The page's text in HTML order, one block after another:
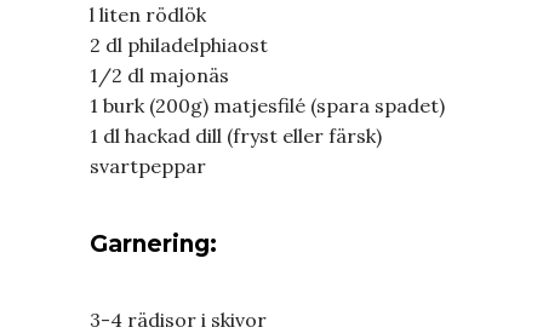
l liten rödlök
2 dl philadelphiaost
1/2 dl majonäs
1 burk (200g) matjesfilé (spara spadet)
1 dl hackad dill (fryst eller färsk)
svartpeppar
Garnering:
3-4 rädisor i skivor